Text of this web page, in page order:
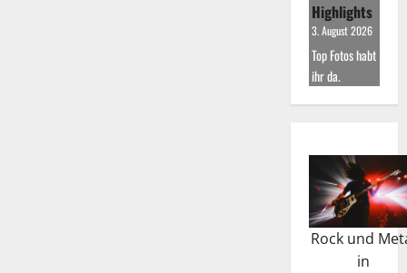
Highlights
3. August 2026
Top Fotos habt
ihr da.
Rock und
in